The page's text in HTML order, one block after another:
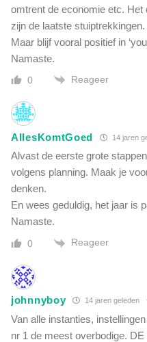
omtrent de economie etc. Het
zijn de laatste stuiptrekkingen.
Maar blijf vooral positief in
Namaste.
0 Reageer
AllesKomtGoed 14 jaren
Alvast de eerste grote
volgens planning. Maak je
denken.
En wees geduldig, het jaar is
Namaste.
0 Reageer
johnnyboy 14 jaren geleden
Van alle instanties,
nr 1 de meest overbodige.